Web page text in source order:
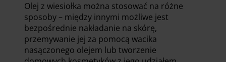
Olej z wiesiołka można stosować na różne
sposoby – między innymi możliwe jest
bezpośrednie nakładanie na skórę,
przemywanie jej za pomocą wacika
nasączonego olejem lub tworzenie